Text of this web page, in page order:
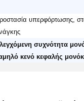
υπερφόρτωσης,
συχνότητα
κενό κεφαλής